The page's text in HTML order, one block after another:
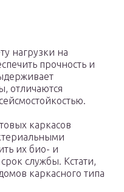
нагрузки на
прочность и
отличаются
каркасов
их био- и
службы. Кстати,
каркасного типа